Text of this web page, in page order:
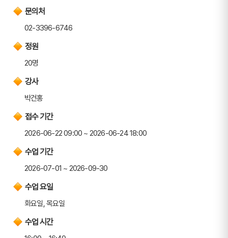
문의처
02-3396-6746
정원
20명
강사
박건홍
접수 기간
2026-06-22 09:00 ~ 2026-06-24 18:00
수업 기간
2026-07-01 ~ 2026-09-30
수업 요일
화요일, 목요일
수업 시간